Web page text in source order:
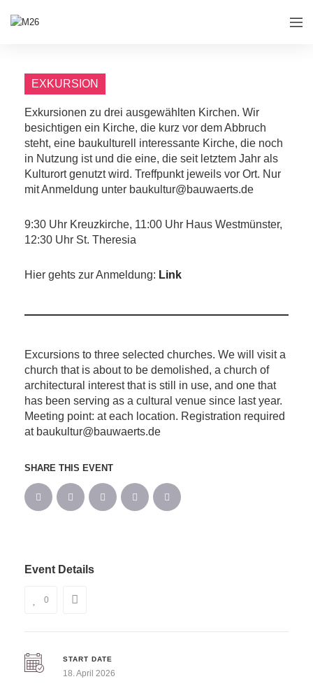
EXKURSION
Exkursionen zu drei ausgewählten Kirchen. Wir
besichtigen ein Kirche, die kurz vor dem Abbruch
steht, eine baukulturell interessante Kirche, die noch
in Nutzung ist und die eine, die seit letztem Jahr als
Kulturort genutzt wird. Treffpunkt jeweils vor Ort. Nur
mit Anmeldung unter baukultur@bauwaerts.de
9:30 Uhr Kreuzkirche, 11:00 Uhr Haus Westmünster,
12:30 Uhr St. Theresia
Hier gehts zur Anmeldung: Link
Excursions to three selected churches. We will visit a
church that is about to be demolished, a church of
architectural interest that is still in use, and one that
has been serving as a cultural venue since last year.
Meeting point: at each location. Registration required
at baukultur@bauwaerts.de
SHARE THIS EVENT
Event Details
0
START DATE
18. April 2026